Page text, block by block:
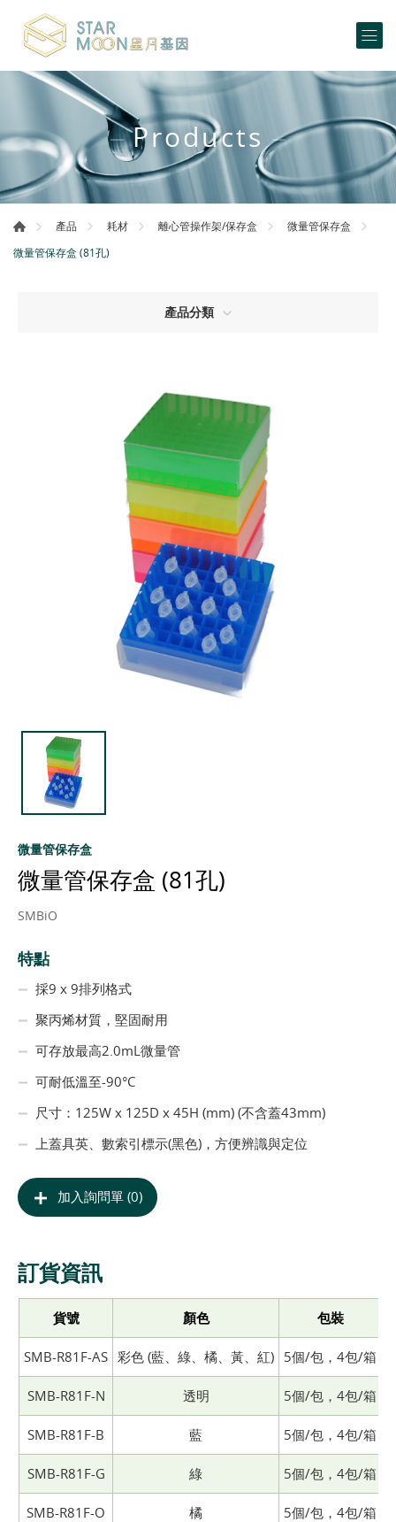
Products
產品 耗材 離心管操作架/保存盒
微量管保存盒
微量管保存盒 (81孔)
產品分類
微量管保存盒
微量管保存盒 (81孔)
SMBiO
特點
採9 x 9排列格式
聚丙烯材質，堅固耐用
可存放最高2.0mL微量管
可耐低溫至-90°C
尺寸：125W x 125D x 45H (mm) (不含蓋43mm)
上蓋具英、數索引標示(黑色)，方便辨識與定位
加入詢問單 (0)
訂貨資訊
貨號 顏色 包裝
SMB-R81F-AS 彩色 (藍、綠、橘、黃、紅) 5個/包，4包/箱
SMB-R81F-N 透明 5個/包，4包/箱
SMB-R81F-B 藍 5個/包，4包/箱
SMB-R81F-G 綠 5個/包，4包/箱
SMB-R81F-O 橘 5個/包，4包/箱